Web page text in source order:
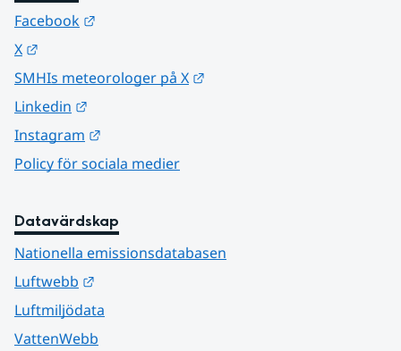
Facebook
X
SMHIs meteorologer på X
Linkedin
Instagram
Policy för sociala medier
Datavärdskap
Nationella emissionsdatabasen
Luftwebb
Luftmiljödata
VattenWebb